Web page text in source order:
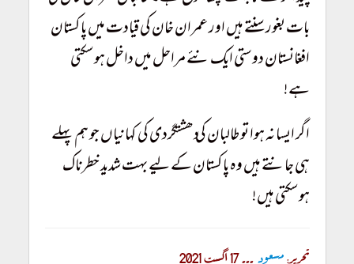
بات بغور سنتے ہیں اور عمران خان کی قیادت میں پاکستان
افغانستان دوستی ایک نئے مراحل میں داخل ہوسکتی
ہے!
اگر ایسا نہ ہوا توطالبان کی دھشتگردی کی کہانیاں جو ہم پہلے
ہی جانتے ہیں وہ پاکستان کے لیے بہت شدید خطرناک
ہوسکتی ہیں!
تحریر:مسعود۔۔۔ 17 اگست 2021